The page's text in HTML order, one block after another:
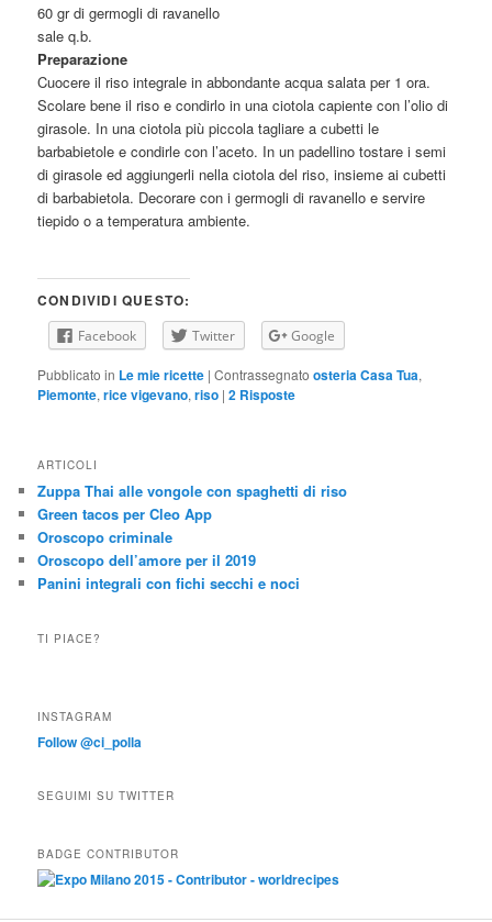
60 gr di germogli di ravanello
sale q.b.
Preparazione
Cuocere il riso integrale in abbondante acqua salata per 1 ora.
Scolare bene il riso e condirlo in una ciotola capiente con l’olio di
girasole. In una ciotola più piccola tagliare a cubetti le
barbabietole e condirle con l’aceto. In un padellino tostare i semi
di girasole ed aggiungerli nella ciotola del riso, insieme ai cubetti
di barbabietola. Decorare con i germogli di ravanello e servire
tiepido o a temperatura ambiente.
CONDIVIDI QUESTO:
Facebook Twitter Google
Pubblicato in Le mie ricette |Contrassegnato osteria Casa Tua,
Piemonte,rice vigevano,riso |2 Risposte
ARTICOLI
Zuppa Thai alle vongole con spaghetti di riso
Green tacos per Cleo App
Oroscopo criminale
Oroscopo dell’amore per il 2019
Panini integrali con fichi secchi e noci
TI PIACE?
INSTAGRAM
Follow @ci_polla
SEGUIMI SU TWITTER
BADGE CONTRIBUTOR